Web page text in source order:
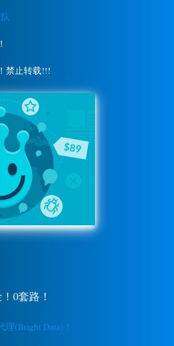
禁止转载!!!
0套路！
(Bright Data)！